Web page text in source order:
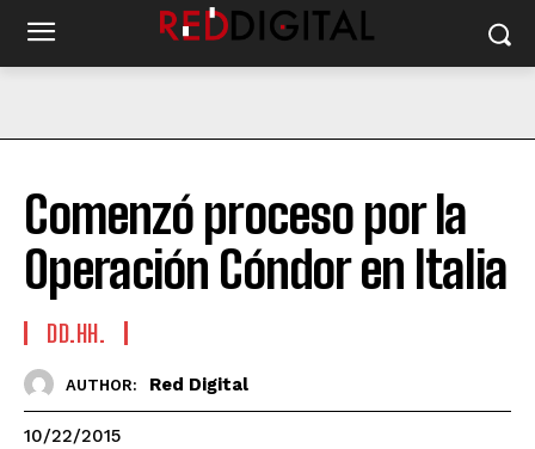
Comenzó proceso por la
Operación Cóndor en Italia
DD.HH.
AUTHOR: Red Digital
10/22/2015